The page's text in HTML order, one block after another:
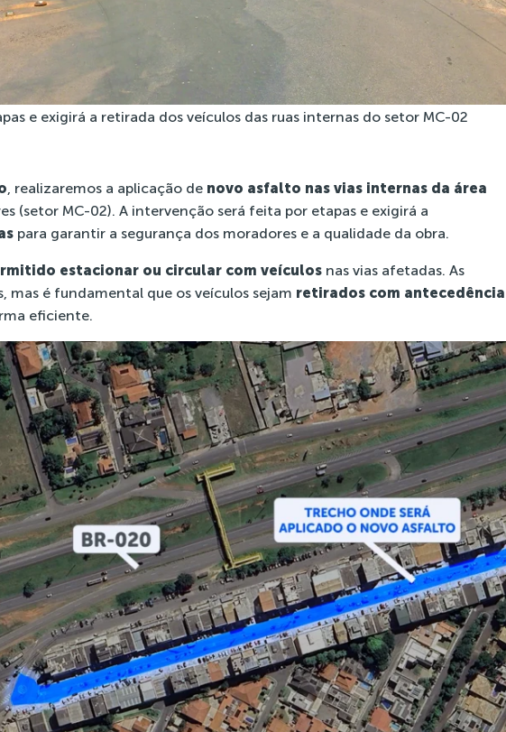
e exigirá a retirada dos veículos das ruas internas do setor MC-02
, realizaremos a aplicação de novo asfalto nas vias internas da área
(setor MC-02). A intervenção será feita por etapas e exigirá a
para garantir a segurança dos moradores e a qualidade da obra.
estacionar ou circular com veículos nas vias afetadas. As
mas é fundamental que os veículos sejam retirados com antecedência
eficiente.